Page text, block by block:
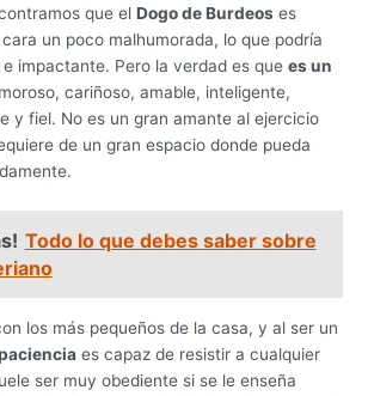
que elDogo de Burdeos es
un poco malhumorada, lo que podría
impactante. Pero la verdad es quees un
cariñoso, amable, inteligente,
y fiel. No es un gran amante al ejercicio
de un gran espacio donde pueda
Todo lo que debes saber sobre
los más pequeños de la casa, y al ser un
es capaz de resistir a cualquier
ser muy obediente si se le enseña